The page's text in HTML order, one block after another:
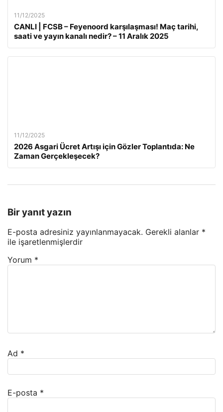
11/12/2025
CANLI | FCSB – Feyenoord karşılaşması! Maç tarihi,
saati ve yayın kanalı nedir? – 11 Aralık 2025
11/12/2025
2026 Asgari Ücret Artışı için Gözler Toplantıda: Ne
Zaman Gerçekleşecek?
Bir yanıt yazın
E-posta adresiniz yayınlanmayacak. Gerekli alanlar *
ile işaretlenmişlerdir
Yorum *
Ad *
E-posta *